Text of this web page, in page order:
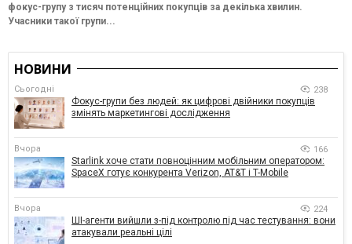
фокус-групу з тисяч потенційних покупців за декілька хвилин.
Учасники такої групи...
НОВИНИ
Сьогодні 238
Фокус-групи без людей: як цифрові двійники покупців
змінять маркетингові дослідження
Вчора 166
Starlink хоче стати повноцінним мобільним оператором:
SpaceX готує конкурента Verizon, AT&T і T-Mobile
Вчора 224
ШІ-агенти вийшли з-під контролю під час тестування: вони
атакували реальні цілі